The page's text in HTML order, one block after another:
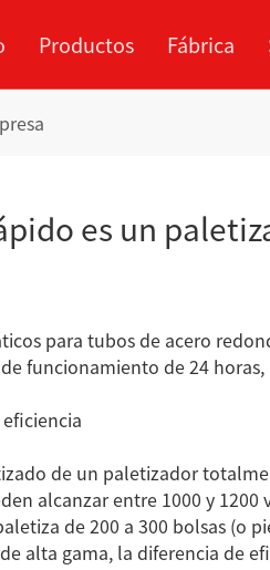
Productos
cuadrado
Fábrica
es un
para tubos de acero
funcionamiento de 24
de un paletizador
alcanzar entre 1000 y
de 200 a 300 bolsas (o
alta gama, la diferencia de